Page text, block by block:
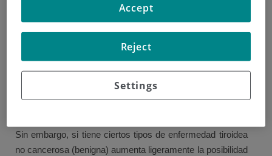
desarrollar cáncer de tiroides, son los llamados factores
de riesgo.
Enfermedad tiroidea benigna
Tener un tiroides hiperactivo o poco activo (hipertiroidismo
e hipotiroidismo) no aumenta el riesgo de desarrollar
Sin embargo, si tiene ciertos tipos de enfermedad tiroidea
no cancerosa (benigna) aumenta ligeramente la posibilidad
Settings
Reject
Accept